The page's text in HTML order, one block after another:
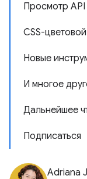
Просмотр
CSS-
Новые
И многое
Дальнейшее
Подписаться
Adriana